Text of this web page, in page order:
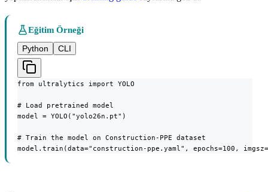
Eğitim Örneği
Python
CLI
from ultralytics import YOLO
# Load pretrained model
model = YOLO("yolo26n.pt")
# Train the model on Construction-PPE dataset
model.train(data="construction-ppe.yaml", epochs=100,